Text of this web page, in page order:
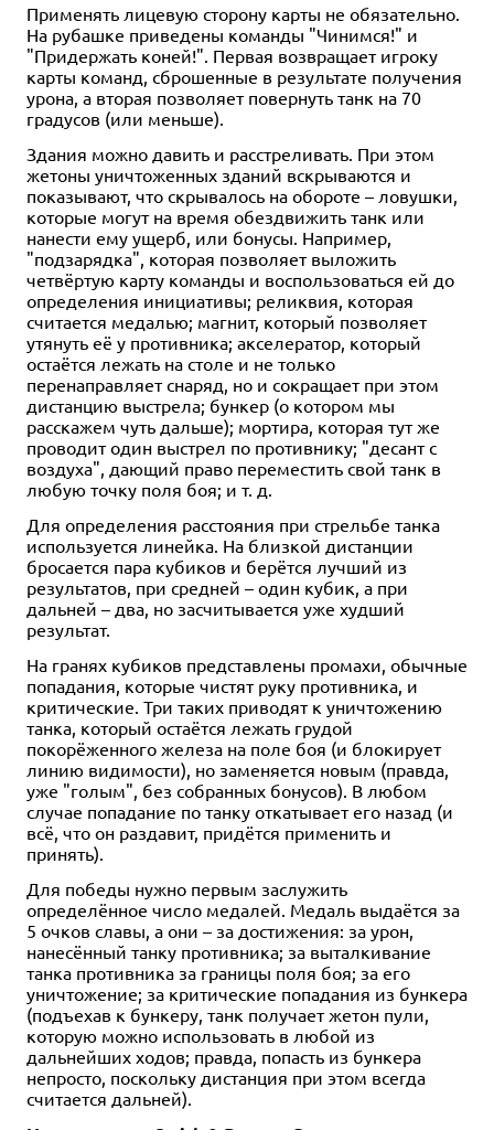
Применять лицевую сторону карты не обязательно.
На рубашке приведены команды "Чинимся!" и
"Придержать коней!". Первая возвращает игроку
карты команд, сброшенные в результате получения
урона, а вторая позволяет повернуть танк на 70
градусов (или меньше).
Здания можно давить и расстреливать. При этом
жетоны уничтоженных зданий вскрываются и
показывают, что скрывалось на обороте – ловушки,
которые могут на время обездвижить танк или
нанести ему ущерб, или бонусы. Например,
"подзарядка", которая позволяет выложить
четвёртую карту команды и воспользоваться ей до
определения инициативы; реликвия, которая
считается медалью; магнит, который позволяет
утянуть её у противника; акселератор, который
остаётся лежать на столе и не только
перенаправляет снаряд, но и сокращает при этом
дистанцию выстрела; бункер (о котором мы
расскажем чуть дальше); мортира, которая тут же
проводит один выстрел по противнику; "десант с
воздуха", дающий право переместить свой танк в
любую точку поля боя; и т. д.
Для определения расстояния при стрельбе танка
используется линейка. На близкой дистанции
бросается пара кубиков и берётся лучший из
результатов, при средней – один кубик, а при
дальней – два, но засчитывается уже худший
результат.
На гранях кубиков представлены промахи, обычные
попадания, которые чистят руку противника, и
критические. Три таких приводят к уничтожению
танка, который остаётся лежать грудой
покорёженного железа на поле боя (и блокирует
линию видимости), но заменяется новым (правда,
уже "голым", без собранных бонусов). В любом
случае попадание по танку откатывает его назад (и
всё, что он раздавит, придётся применить и
принять).
Для победы нужно первым заслужить
определённое число медалей. Медаль выдаётся за
5 очков славы, а они – за достижения: за урон,
нанесённый танку противника; за выталкивание
танка противника за границы поля боя; за его
уничтожение; за критические попадания из бункера
(подъехав к бункеру, танк получает жетон пули,
которую можно использовать в любой из
дальнейших ходов; правда, попасть из бункера
непросто, поскольку дистанция при этом всегда
считается дальней).